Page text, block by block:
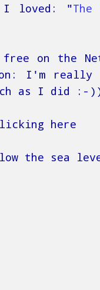
I loved: "The
on the
I'm
as I did :-
here
the sea